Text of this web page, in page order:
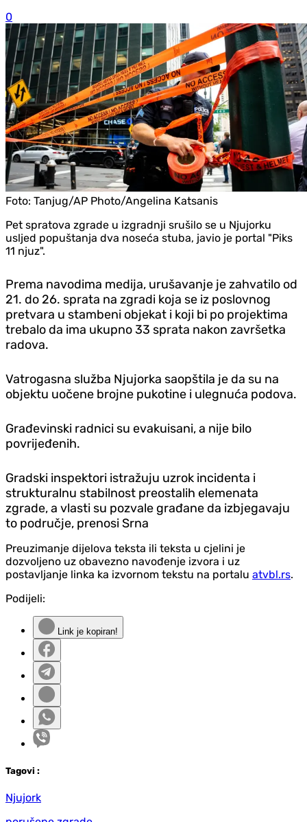
0
Foto: Tanjug/AP Photo/Angelina Katsanis
Pet spratova zgrade u izgradnji srušilo se u Njujorku
usljed popuštanja dva noseća stuba, javio je portal "Piks
11 njuz".
Prema navodima medija, urušavanje je zahvatilo od
21. do 26. sprata na zgradi koja se iz poslovnog
pretvara u stambeni objekat i koji bi po projektima
trebalo da ima ukupno 33 sprata nakon završetka
radova.
Vatrogasna služba Njujorka saopštila je da su na
objektu uočene brojne pukotine i ulegnuća podova.
Građevinski radnici su evakuisani, a nije bilo
povrijeđenih.
Gradski inspektori istražuju uzrok incidenta i
strukturalnu stabilnost preostalih elemenata
zgrade, a vlasti su pozvale građane da izbjegavaju
to područje, prenosi Srna
Preuzimanje dijelova teksta ili teksta u cjelini je
dozvoljeno uz obavezno navođenje izvora i uz
postavljanje linka ka izvornom tekstu na portalu atvbl.rs.
Podijeli:
Link je kopiran!
Tagovi :
Njujork